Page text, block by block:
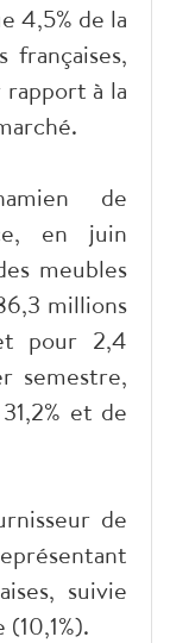
4,5% de la
à la
de
en juin
meubles
millions
pour 2,4
semestre,
et de
de
suivie